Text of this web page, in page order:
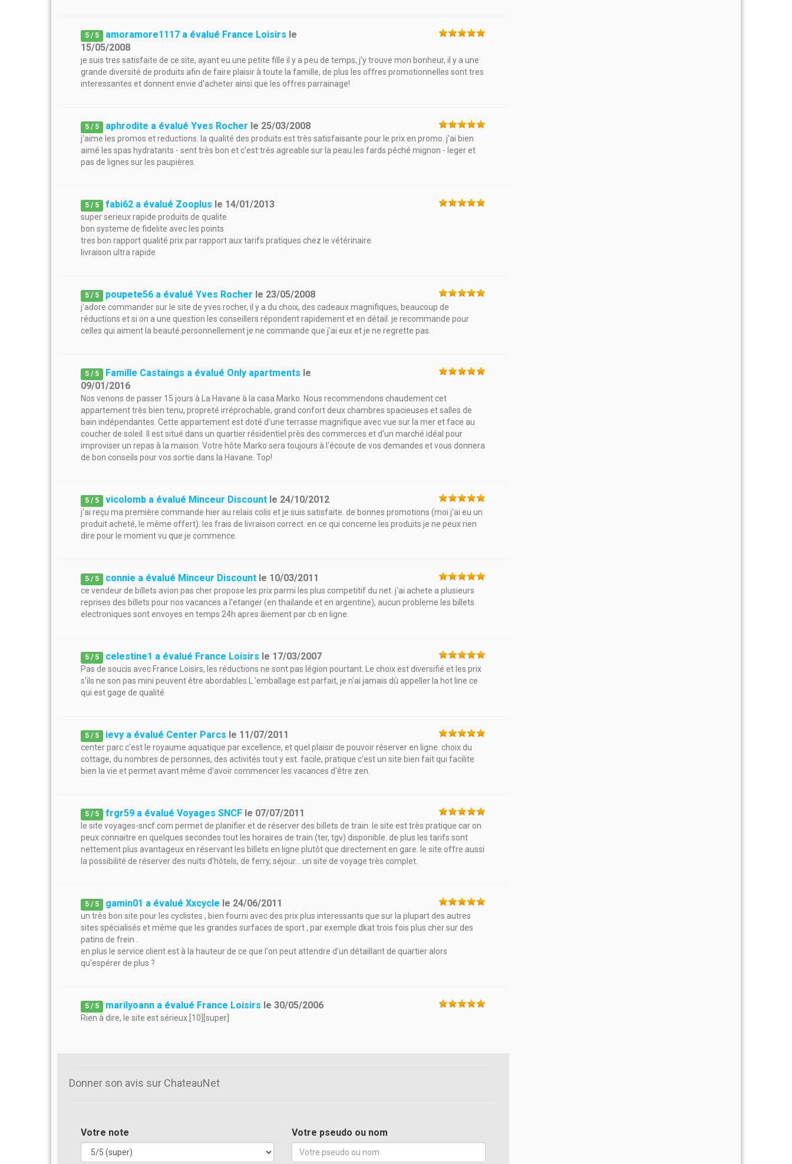
5 / 5 amoramore1117 a évalué France Loisirs le
15/05/2008
je suis tres satisfaite de ce site, ayant eu une petite fille il y a peu de temps, j'y trouve mon bonheur, il y a une
grande diversité de produits afin de faire plaisir à toute la famille, de plus les offres promotionnelles sont tres
interessantes et donnent envie d'acheter ainsi que les offres parrainage!
5 / 5 aphrodite a évalué Yves Rocher le 25/03/2008
j'aime les promos et reductions. la qualité des produits est très satisfaisante pour le prix en promo. j'ai bien
aimé les spas hydratants - sent très bon et c'est très agreable sur la peau.les fards péché mignon - leger et
pas de lignes sur les paupières.
5 / 5 fabi62 a évalué Zooplus le 14/01/2013
super serieux rapide produits de qualite
bon systeme de fidelite avec les points
tres bon rapport qualité prix par rapport aux tarifs pratiques chez le vétérinaire
livraison ultra rapide
5 / 5 poupete56 a évalué Yves Rocher le 23/05/2008
j'adore commander sur le site de yves rocher, il y a du choix, des cadeaux magnifiques, beaucoup de
réductions et si on a une question les conseillers répondent rapidement et en détail. je recommande pour
celles qui aiment la beauté.personnellement je ne commande que j'ai eux et je ne regrette pas.
5 / 5 Famille Castaings a évalué Only apartments le
09/01/2016
Nos venons de passer 15 jours à La Havane à la casa Marko. Nous recommendons chaudement cet
appartement très bien tenu, propreté irréprochable, grand confort deux chambres spacieuses et salles de
bain indépendantes. Cette appartement est doté d'une terrasse magnifique avec vue sur la mer et face au
coucher de soleil. Il est situé dans un quartier résidentiel près des commerces et d'un marché idéal pour
improviser un repas à la maison. Votre hôte Marko sera toujours à l'écoute de vos demandes et vous donnera
de bon conseils pour vos sortie dans la Havane. Top!
5 / 5 vicolomb a évalué Minceur Discount le 24/10/2012
j'ai reçu ma première commande hier au relais colis et je suis satisfaite. de bonnes promotions (moi j'ai eu un
produit acheté, le même offert). les frais de livraison correct. en ce qui concerne les produits je ne peux rien
dire pour le moment vu que je commence.
5 / 5 connie a évalué Minceur Discount le 10/03/2011
ce vendeur de billets avion pas cher propose les prix parmi les plus competitif du net. j'ai achete a plusieurs
reprises des billets pour nos vacances a l'etanger (en thailande et en argentine), aucun probleme les billets
electroniques sont envoyes en temps 24h apres âiement par cb en ligne.
5 / 5 celestine1 a évalué France Loisirs le 17/03/2007
Pas de soucis avec France Loisirs, les réductions ne sont pas légion pourtant. Le choix est diversifié et les prix
s'ils ne son pas mini peuvent être abordables.L 'emballage est parfait, je n'ai jamais dû appeller la hot line ce
qui est gage de qualité
5 / 5 ievy a évalué Center Parcs le 11/07/2011
center parc c'est le royaume aquatique par excellence, et quel plaisir de pouvoir réserver en ligne. choix du
cottage, du nombres de personnes, des activités tout y est. facile, pratique c'est un site bien fait qui facilite
bien la vie et permet avant même d'avoir commencer les vacances d'être zen.
5 / 5 frgr59 a évalué Voyages SNCF le 07/07/2011
le site voyages-sncf.com permet de planifier et de réserver des billets de train. le site est très pratique car on
peux connaitre en quelques secondes tout les horaires de train (ter, tgv) disponible. de plus les tarifs sont
nettement plus avantageux en réservant les billets en ligne plutôt que directement en gare. le site offre aussi
la possibilité de réserver des nuits d'hôtels, de ferry, séjour... un site de voyage très complet.
5 / 5 gamin01 a évalué Xxcycle le 24/06/2011
un très bon site pour les cyclistes , bien fourni avec des prix plus interessants que sur la plupart des autres
sites spécialisés et même que les grandes surfaces de sport , par exemple dkat trois fois plus cher sur des
patins de frein .
en plus le service client est à la hauteur de ce que l'on peut attendre d'un détaillant de quartier alors
qu'espérer de plus ?
5 / 5 marilyoann a évalué France Loisirs le30/05/2006
Rien à dire, le site est sérieux.[10][super]
Donner son avis sur ChateauNet
Votre note Votre pseudo ou nom